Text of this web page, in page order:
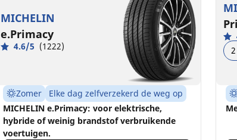
MICHELIN
e.Primacy
4.6/5 (1222)
Zomer
Elke dag zelfverzekerd de weg op
MICHELIN e.Primacy: voor elektrische,
hybride of weinig brandstof verbruikende
voertuigen.